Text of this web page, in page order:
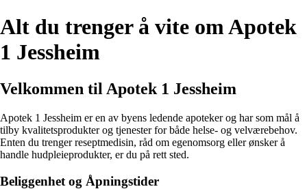
Alt du trenger å vite om Apotek
1 Jessheim
Velkommen til Apotek 1 Jessheim
Apotek 1 Jessheim er en av byens ledende apoteker og har som mål å
tilby kvalitetsprodukter og tjenester for både helse- og velværebehov.
Enten du trenger reseptmedisin, råd om egenomsorg eller ønsker å
handle hudpleieprodukter, er du på rett sted.
Beliggenhet og Åpningstider